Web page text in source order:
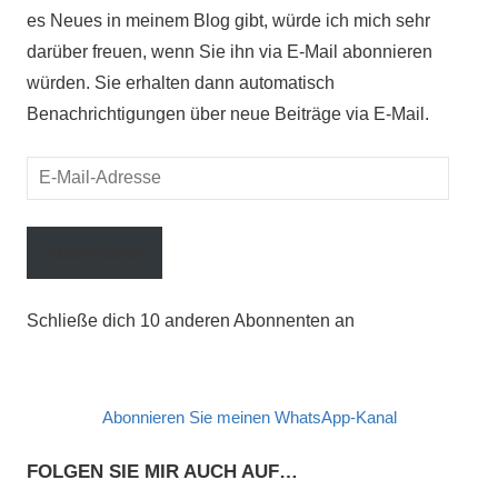
es Neues in meinem Blog gibt, würde ich mich sehr
darüber freuen, wenn Sie ihn via E-Mail abonnieren
würden. Sie erhalten dann automatisch
Benachrichtigungen über neue Beiträge via E-Mail.
E-
Mail-
Adresse
Schließe dich 10 anderen Abonnenten an
Abonnieren Sie meinen WhatsApp-Kanal
FOLGEN SIE MIR AUCH AUF…